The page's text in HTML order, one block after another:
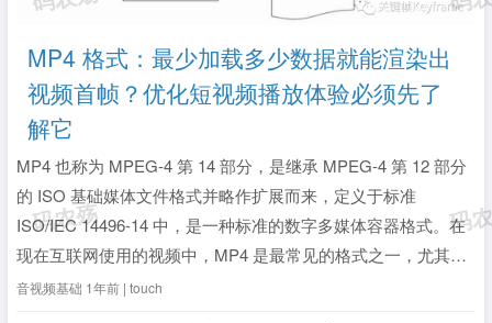
MP4 格式：最少加载多少数据就能渲染出
视频首帧？优化短视频播放体验必须先了
解它
MP4 也称为 MPEG-4 第 14 部分，是继承 MPEG-4 第 12 部分
的 ISO 基础媒体文件格式并略作扩展而来，定义于标准
ISO/IEC 14496-14 中，是一种标准的数字多媒体容器格式。在
现在互联网使用的视频中，MP4 是最常见的格式之一，尤其是
短视频。如果我们要对短视频的播放体验做优化，了解 MP4 的
音视频基础 1年前 | touch